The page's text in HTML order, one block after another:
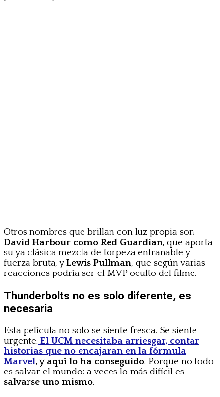
Otros nombres que brillan con luz propia son
David Harbour como Red Guardian, que aporta
su ya clásica mezcla de torpeza entrañable y
fuerza bruta, yLewis Pullman, que según varias
reacciones podría ser el MVP oculto del filme.
Thunderbolts no es solo diferente, es
necesaria
Esta película no solo se siente fresca. Se siente
urgente. El UCM necesitaba arriesgar, contar
historias que no encajaran en la fórmula
Marvel, y aquí lo ha conseguido. Porque no todo
es salvar el mundo: a veces lo más difícil es
salvarse uno mismo.